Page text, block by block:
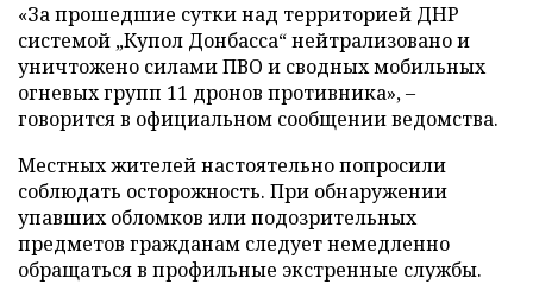
«За прошедшие сутки над территорией ДНР
системой „Купол Донбасса“ нейтрализовано и
уничтожено силами ПВО и сводных мобильных
огневых групп 11 дронов противника», –
говорится в официальном сообщении ведомства.
Местных жителей настоятельно попросили
соблюдать осторожность. При обнаружении
упавших обломков или подозрительных
предметов гражданам следует немедленно
обращаться в профильные экстренные службы.